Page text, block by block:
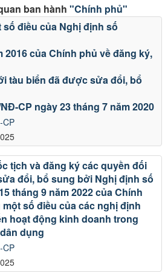
ban hành "Chính phủ"
CP
điều của Nghị định số
2016 của Chính phủ về đăng ký,
tàu biển đã được sửa đổi, bổ
CP ngày 23 tháng 7 năm 2020
CP
tịch và đăng ký các quyền đối
đổi, bổ sung bởi Nghị định số
tháng 9 năm 2022 của Chính
số điều của các nghị định
hoạt động kinh doanh trong
dụng